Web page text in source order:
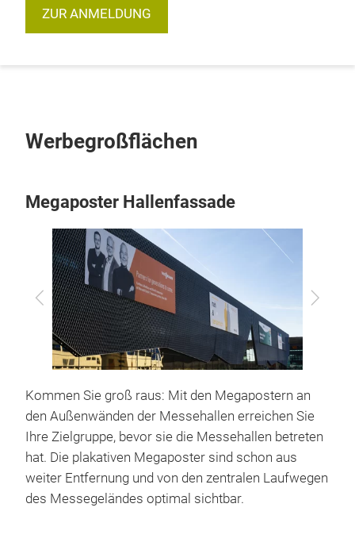
ZUR ANMELDUNG
Werbegroßflächen
Megaposter Hallenfassade
Zurück Vor
Kommen Sie groß raus: Mit den Megapostern an
den Außenwänden der Messehallen erreichen Sie
Ihre Zielgruppe, bevor sie die Messehallen betreten
hat. Die plakativen Megaposter sind schon aus
weiter Entfernung und von den zentralen Laufwegen
des Messegeländes optimal sichtbar.